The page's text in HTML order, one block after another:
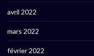
avril 2022
mars 2022
février 2022